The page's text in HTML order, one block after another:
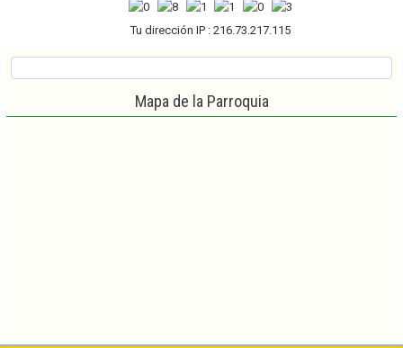
Tu dirección IP : 216.73.217.115
Mapa de la Parroquia